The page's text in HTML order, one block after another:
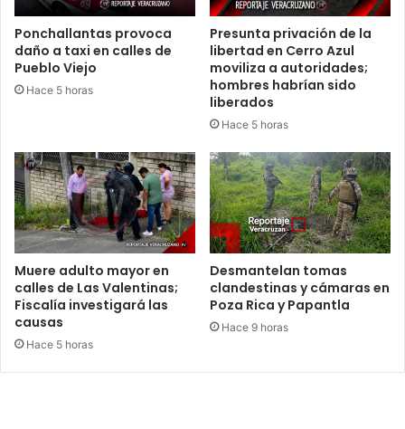
Ponchallantas provoca
daño a taxi en calles de
Pueblo Viejo
Hace 5 horas
Presunta privación de la
libertad en Cerro Azul
moviliza a autoridades;
hombres habrían sido
liberados
Hace 5 horas
Muere adulto mayor en
calles de Las Valentinas;
Fiscalía investigará las
causas
Hace 5 horas
Desmantelan tomas
clandestinas y cámaras en
Poza Rica y Papantla
Hace 9 horas